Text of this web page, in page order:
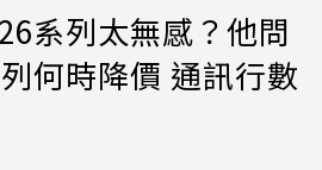
系列太無感？他問
何時降價 通訊行數